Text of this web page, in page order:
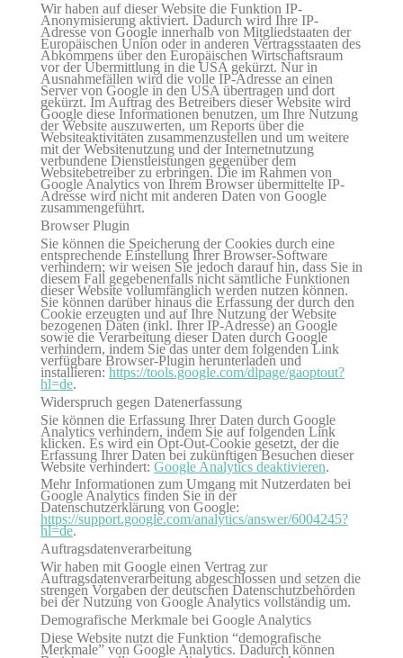
Wir haben auf dieser Website die Funktion IP-
Anonymisierung aktiviert. Dadurch wird Ihre IP-
Adresse von Google innerhalb von Mitgliedstaaten der
Europäischen Union oder in anderen Vertragsstaaten des
Abkommens über den Europäischen Wirtschaftsraum
vor der Übermittlung in die USA gekürzt. Nur in
Ausnahmefällen wird die volle IP-Adresse an einen
Server von Google in den USA übertragen und dort
gekürzt. Im Auftrag des Betreibers dieser Website wird
Google diese Informationen benutzen, um Ihre Nutzung
der Website auszuwerten, um Reports über die
Websiteaktivitäten zusammenzustellen und um weitere
mit der Websitenutzung und der Internetnutzung
verbundene Dienstleistungen gegenüber dem
Websitebetreiber zu erbringen. Die im Rahmen von
Google Analytics von Ihrem Browser übermittelte IP-
Adresse wird nicht mit anderen Daten von Google
zusammengeführt.
Browser Plugin
Sie können die Speicherung der Cookies durch eine
entsprechende Einstellung Ihrer Browser-Software
verhindern; wir weisen Sie jedoch darauf hin, dass Sie in
diesem Fall gegebenenfalls nicht sämtliche Funktionen
dieser Website vollumfänglich werden nutzen können.
Sie können darüber hinaus die Erfassung der durch den
Cookie erzeugten und auf Ihre Nutzung der Website
bezogenen Daten (inkl. Ihrer IP-Adresse) an Google
sowie die Verarbeitung dieser Daten durch Google
verhindern, indem Sie das unter dem folgenden Link
verfügbare Browser-Plugin herunterladen und
installieren: https://tools.google.com/dlpage/gaoptout?
hl=de.
Widerspruch gegen Datenerfassung
Sie können die Erfassung Ihrer Daten durch Google
Analytics verhindern, indem Sie auf folgenden Link
klicken. Es wird ein Opt-Out-Cookie gesetzt, der die
Erfassung Ihrer Daten bei zukünftigen Besuchen dieser
Website verhindert: Google Analytics deaktivieren.
Mehr Informationen zum Umgang mit Nutzerdaten bei
Google Analytics finden Sie in der
Datenschutzerklärung von Google:
https://support.google.com/analytics/answer/6004245?
hl=de.
Auftragsdatenverarbeitung
Wir haben mit Google einen Vertrag zur
Auftragsdatenverarbeitung abgeschlossen und setzen die
strengen Vorgaben der deutschen Datenschutzbehörden
bei der Nutzung von Google Analytics vollständig um.
Demografische Merkmale bei Google Analytics
Diese Website nutzt die Funktion “demografische
Merkmale” von Google Analytics. Dadurch können